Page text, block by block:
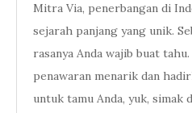
Mitra Via, penerbangan di
sejarah panjang yang unik.
rasanya Anda wajib buat
penawaran menarik dan
untuk tamu Anda, yuk,